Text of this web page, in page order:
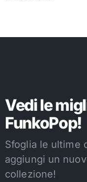
Vedi le
FunkoPop!
Sfoglia le ultime
aggiungi un
collezione!